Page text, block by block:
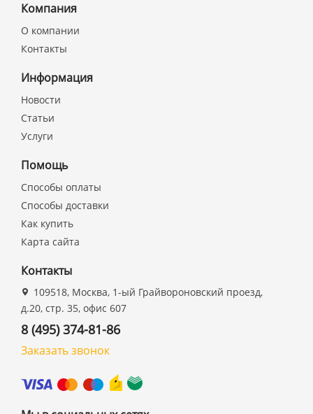
Компания
О компании
Контакты
Информация
Новости
Статьи
Услуги
Помощь
Способы оплаты
Способы доставки
Как купить
Карта сайта
Контакты
109518, Москва, 1-ый Грайвороновский проезд,
д.20, стр. 35, офис 607
8 (495) 374-81-86
Заказать звонок